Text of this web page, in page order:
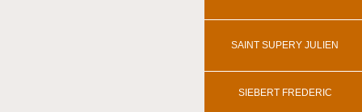
SAINT SUPERY JULIEN
SIEBERT FREDERIC